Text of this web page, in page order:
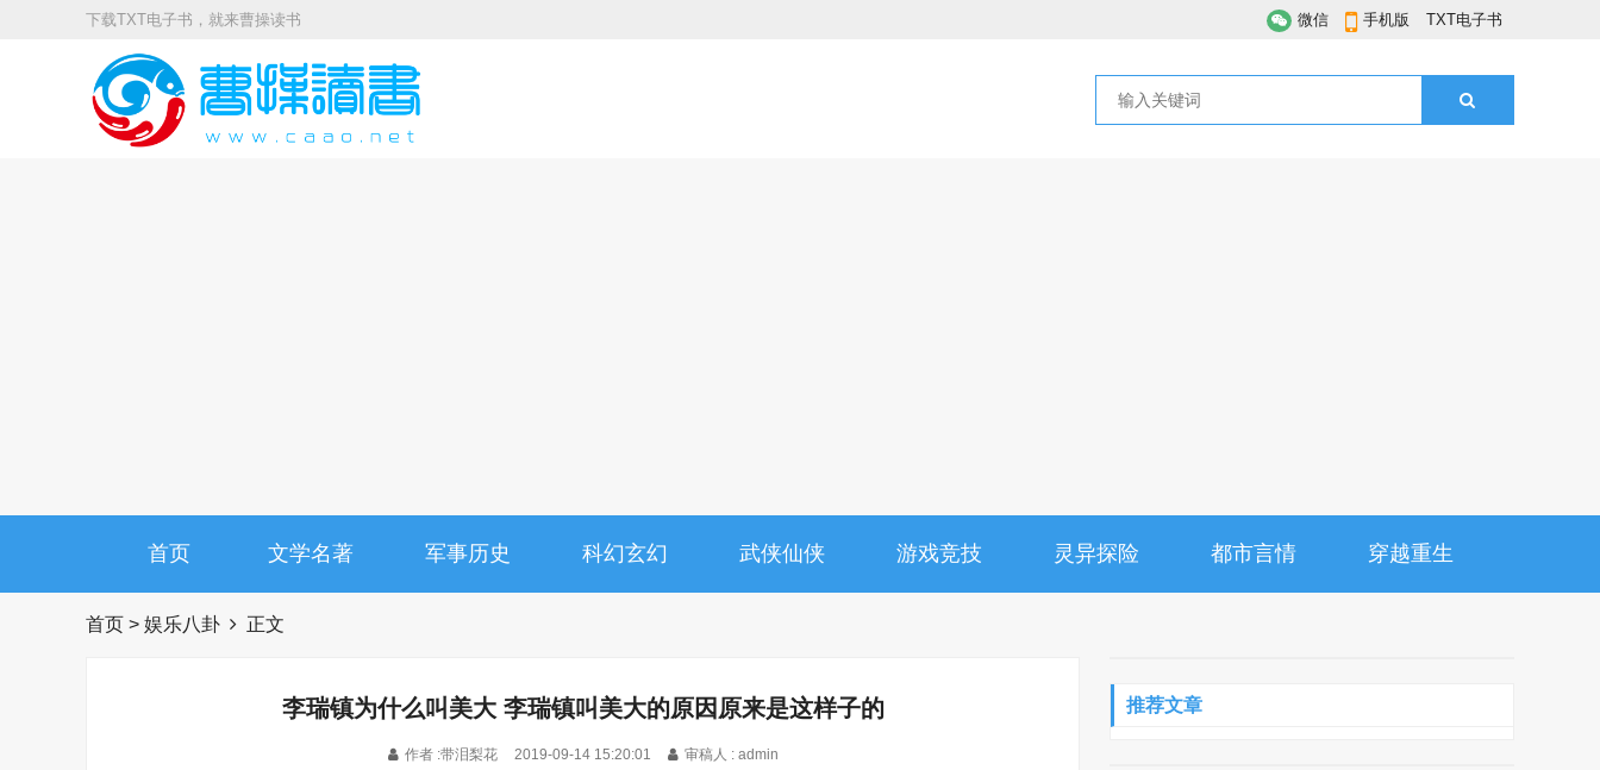
下载TXT电子书，就来曹操读书 微信 手机版 TXT电子书
首页 文学名著 军事历史 科幻玄幻 武侠仙侠 游戏竞技 灵异探险 都市言情 穿越重生
首页 > 娱乐八卦 正文
李瑞镇为什么叫美大 李瑞镇叫美大的原因原来是这样子的
作者 :带泪梨花 2019-09-14 15:20:01 审稿人 : admin
推荐文章